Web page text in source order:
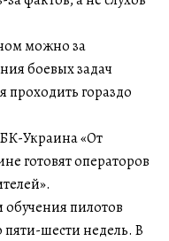
можно за
боевых задач
гораздо
Украина «От
готовят операторов
обучения пилотов
пяти-шести недель. В